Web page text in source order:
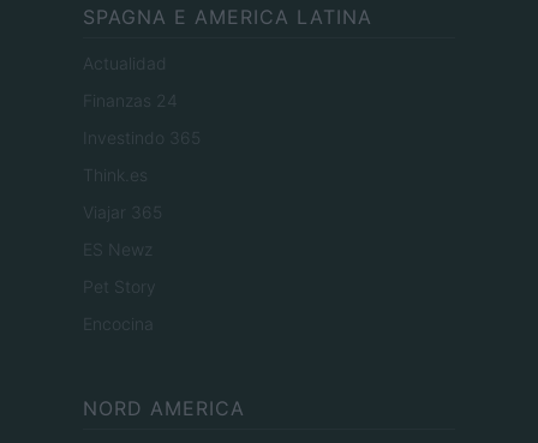
SPAGNA E AMERICA LATINA
Actualidad
Finanzas 24
Investindo 365
Think.es
Viajar 365
ES Newz
Pet Story
Encocina
NORD AMERICA